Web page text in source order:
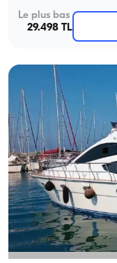
Le plus bas
29.498 TL